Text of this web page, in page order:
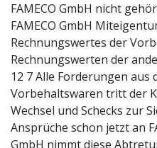
FAMECO GmbH nicht
FAMECO GmbH
Rechnungswertes der
Rechnungswerten der
12 7 Alle Forderungen
Vorbehaltswaren tritt der
Wechsel und Schecks zur
Ansprüche schon jetzt an
GmbH nimmt diese